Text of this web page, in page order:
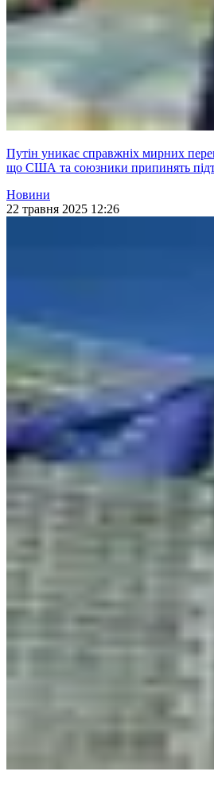
Путін уникає справжніх мирних
що США та союзники припинять
Новини
22 травня 2025 12:26